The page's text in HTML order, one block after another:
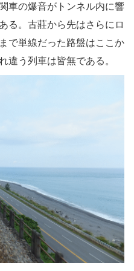
車の爆音がトンネル内に響
る。古莊から先はさらにロ
で単線だった路盤はここか
違う列車は皆無である。